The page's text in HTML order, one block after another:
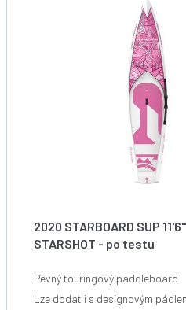
2020 STARBOARD SUP
STARSHOT - po testu
Paddleboardový Design pro
Pevný touringový paddleboard
Lze dodat i s designovým